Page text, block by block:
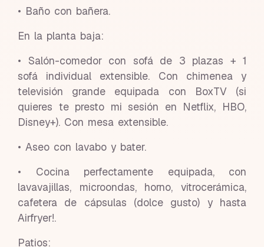
• Baño con bañera.
En la planta baja:
• Salón-comedor con sofá de 3 plazas + 1
sofá individual extensible. Con chimenea y
televisión grande equipada con BoxTV (si
quieres te presto mi sesión en Netflix, HBO,
Disney+). Con mesa extensible.
• Aseo con lavabo y bater.
• Cocina perfectamente equipada, con
lavavajillas, microondas, horno, vitrocerámica,
cafetera de cápsulas (dolce gusto) y hasta
Airfryer!.
Patios: